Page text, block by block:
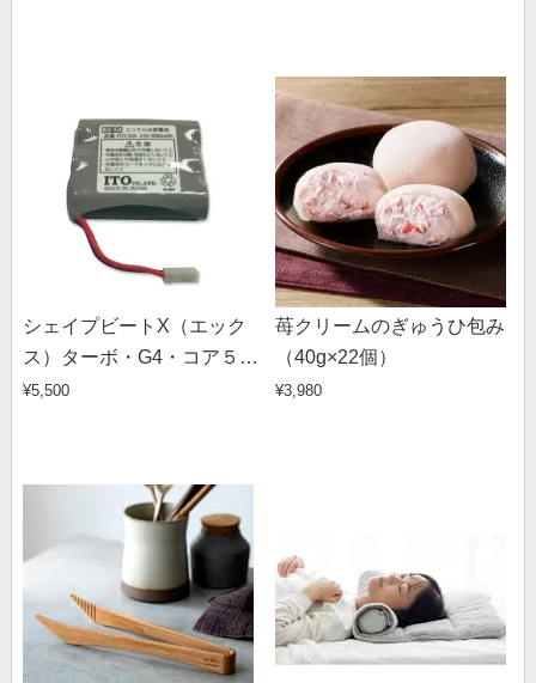
シェイプビートX（エック
ス）ターボ・G4・コア５０
００・ダブルコア・7（セ
¥5,500
苺クリームのぎゅうひ包み
（40g×22個）
¥3,980